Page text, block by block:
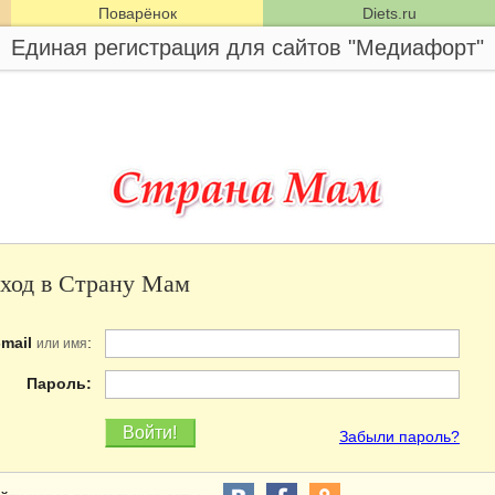
Поварёнок Diets.ru
Единая регистрация для сайтов "Медиафорт"
в Страну Мам
или имя:
Пароль:
Забыли пароль?